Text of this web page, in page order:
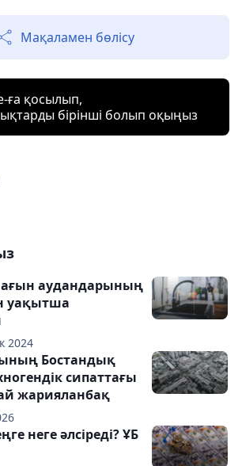
Мақаламен бөлісу
ға қосылып,
бірінші болып оқыңыз
2024
аудандарының
уақытша
Бостандық
сипаттағы
жарияланбақ
неге әлсіреді? ҰБ